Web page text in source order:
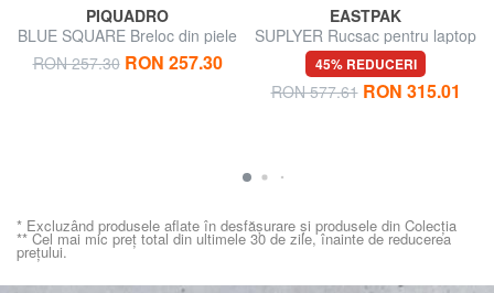
PIQUADRO
BLUE SQUARE Breloc din piele
RON 257.30 RON 257.30
EASTPAK
SUPLYER Rucsac pentru laptop
de 15,6".
45% REDUCERI
RON 577.61 RON 315.01
* Excluzând produsele aflate în desfășurare și produsele din Colecția
** Cel mai mic preț total din ultimele 30 de zile, înainte de reducerea
prețului.